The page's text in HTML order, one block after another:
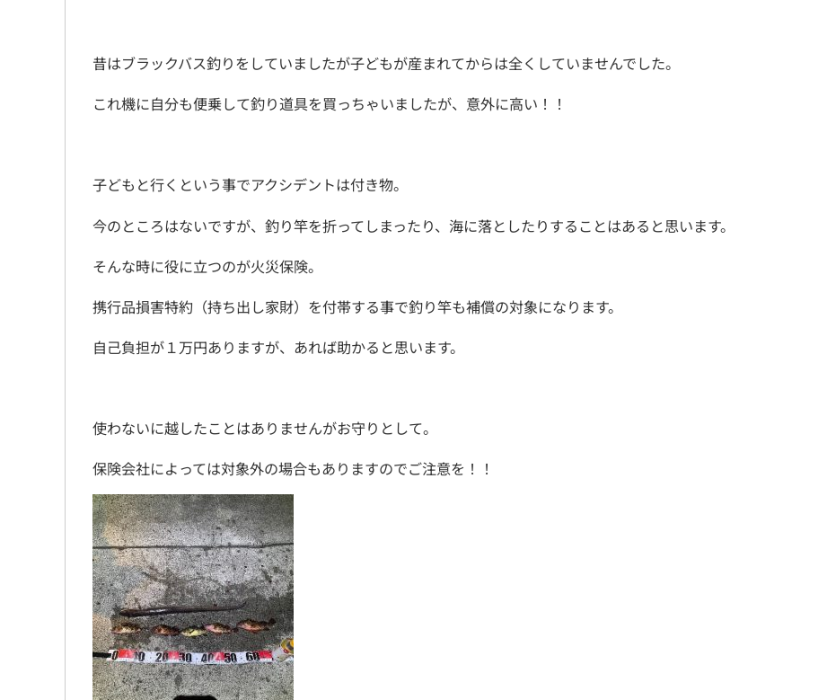
昔はブラックバス釣りをしていましたが子どもが産まれてからは全くしていませんでした。
これ機に自分も便乗して釣り道具を買っちゃいましたが、意外に高い！！
子どもと行くという事でアクシデントは付き物。
今のところはないですが、釣り竿を折ってしまったり、海に落としたりすることはあると思います。
そんな時に役に立つのが火災保険。
携行品損害特約（持ち出し家財）を付帯する事で釣り竿も補償の対象になります。
自己負担が１万円ありますが、あれば助かると思います。
使わないに越したことはありませんがお守りとして。
保険会社によっては対象外の場合もありますのでご注意を！！